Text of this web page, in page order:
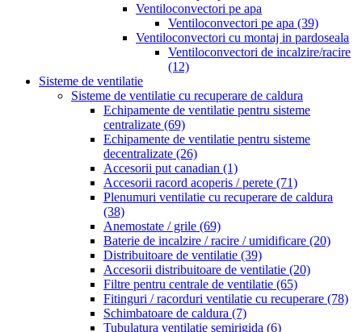
Ventiloconvectori pe apa
Ventiloconvectori pe apa (39)
Ventiloconvectori cu montaj in pardoseala
Ventiloconvectori de incalzire/racire
(12)
Sisteme de ventilatie
Sisteme de ventilatie cu recuperare de caldura
Echipamente de ventilatie pentru sisteme
centralizate (69)
Echipamente de ventilatie pentru sisteme
decentralizate (26)
Accesorii put canadian (1)
Accesorii racord acoperis / perete (71)
Plenumuri ventilatie cu recuperare de caldura
(38)
Anemostate / grile (69)
Baterie de incalzire / racire / umidificare (20)
Distribuitoare de ventilatie (39)
Accesorii distribuitoare de ventilatie (20)
Filtre pentru centrale de ventilatie (65)
Fitinguri / racorduri ventilatie cu recuperare (78)
Schimbatoare de caldura (7)
Tubulatura ventilatie semirigida (6)